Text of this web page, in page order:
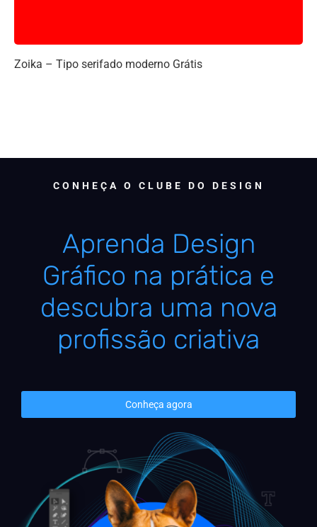
Zoika – Tipo serifado moderno Grátis
CONHEÇA O CLUBE DO DESIGN
Aprenda Design
Gráfico na prática e
descubra uma nova
profissão criativa
Conheça agora